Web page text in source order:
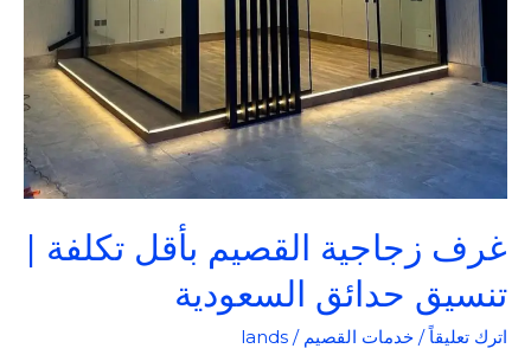
غرف زجاجية القصيم بأقل تكلفة |
تنسيق حدائق السعودية
اترك تعليقاً / خدمات القصيم /
lands